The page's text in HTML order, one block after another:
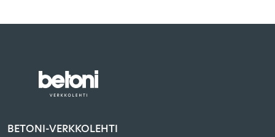
BETONI-VERKKOLEHTI